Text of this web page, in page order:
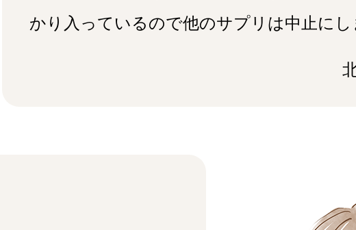
かり入っているので他のサプリは中止にし